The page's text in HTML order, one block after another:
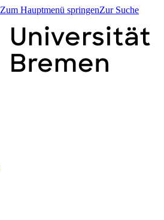
Zum Hauptmenü springenZur Suche